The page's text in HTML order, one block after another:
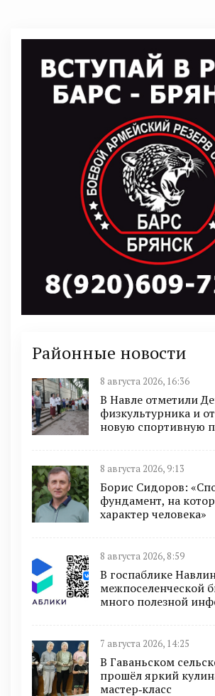
Районные новости
8 августа 2026, 16:36
В Навле отметили
физкультурника и
новую спортивную
8 августа 2026, 9:13
Борис Сидоров:
фундамент, на
характер человека»
8 августа 2026, 8:59
В госпаблике
межпоселенческой
много полезной
7 августа 2026, 14:25
В Гаваньском
прошёл яркий
мастер‑класс